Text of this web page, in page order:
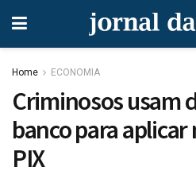
Home ECONOMIA
Criminosos usam
banco para
PIX